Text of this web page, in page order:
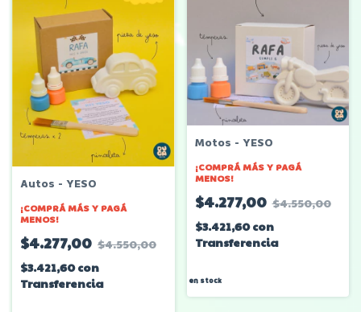
Autos - YESO
¡COMPRÁ MÁS Y PAGÁ
MENOS!
$4.277,00 $4.550,00
$3.421,60con
Transferencia
Motos - YESO
¡COMPRÁ MÁS Y PAGÁ
MENOS!
$4.277,00 $4.550,00
$3.421,60con
Transferencia
en stock